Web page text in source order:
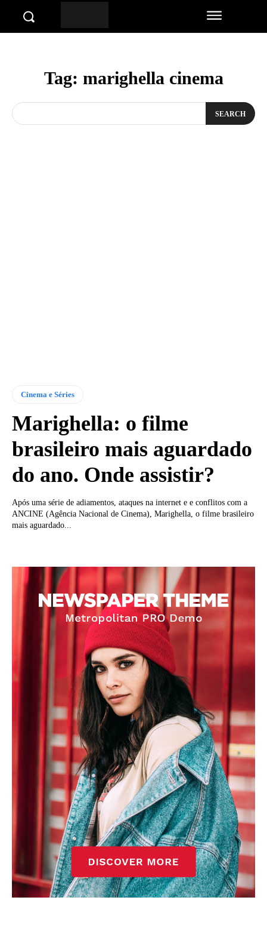
Tag: marighella cinema
SEARCH
Cinema e Séries
Marighella: o filme
brasileiro mais aguardado
do ano. Onde assistir?
Após uma série de adiamentos, ataques na internet e e conflitos com a
ANCINE (Agência Nacional de Cinema), Marighella, o filme brasileiro
mais aguardado...